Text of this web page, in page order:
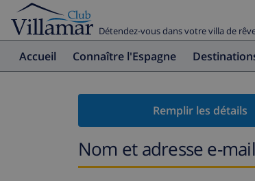
Détendez-vous dans votre villa de
Accueil Connaître l'Espagne
Remplir les détails
Nom et adresse e-mail